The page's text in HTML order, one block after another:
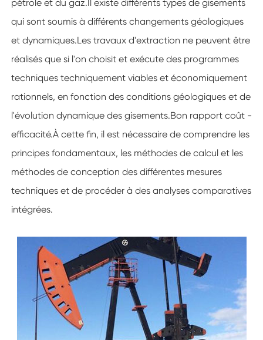
pétrole et du gaz.Il existe différents types de gisements
qui sont soumis à différents changements géologiques
et dynamiques.Les travaux d'extraction ne peuvent être
réalisés que si l'on choisit et exécute des programmes
techniques techniquement viables et économiquement
rationnels, en fonction des conditions géologiques et de
l'évolution dynamique des gisements.Bon rapport coût -
efficacité.À cette fin, il est nécessaire de comprendre les
principes fondamentaux, les méthodes de calcul et les
méthodes de conception des différentes mesures
techniques et de procéder à des analyses comparatives
intégrées.